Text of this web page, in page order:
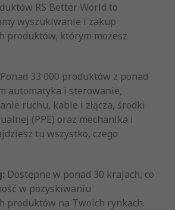
RS Better World to
wyszukiwanie i zakup
produktów, którym możesz
Ponad 33 000 produktów z ponad
automatyka i sterowanie,
ruchu, kable i złącza, środki
(PPE) oraz mechanika i
tu wszystko, czego
Dostępne w ponad 30 krajach, co
w pozyskiwaniu
produktów na Twoich rynkach.